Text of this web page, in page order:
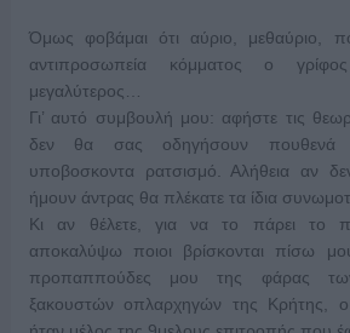
Όμως φοβάμαι ότι αύριο, μεθαύριο,
αντιπροσωπεία κόμματος ο
μεγαλύτερος…
Γι’ αυτό συμβουλή μου: αφήστε τις
δεν θα σας οδηγήσουν πουθενά
υποβοσκοντα ρατσισμό. Αλήθεια αν
ήμουν άντρας θα πλέκατε τα ίδια
Κι αν θέλετε, για να το πάρει το
αποκαλύψω ποιοι βρίσκονται πίσω
προπαππούδες μου της φάρας των
ξακουστών οπλαρχηγών της